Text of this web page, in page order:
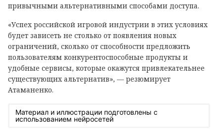
привычными альтернативными способами доступа.
«Успех российской игровой индустрии в этих условиях
будет зависеть не столько от появления новых
ограничений, сколько от способности предложить
пользователям конкурентоспособные продукты и
удобные сервисы, которые окажутся привлекательнее
существующих альтернатив», — резюмирует
Атаманенко.
Материал и иллюстрации подготовлены с
использованием нейросетей